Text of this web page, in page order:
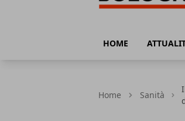
HOME
Home Sanità